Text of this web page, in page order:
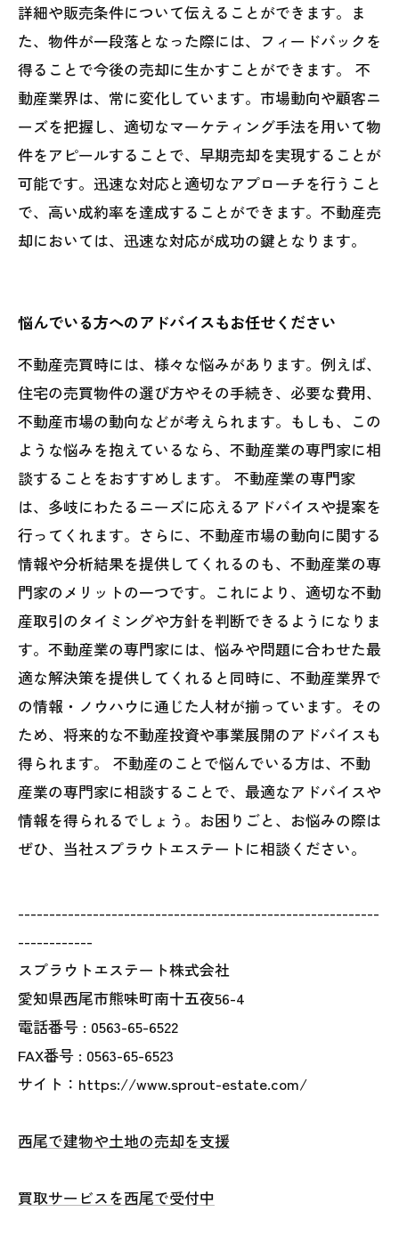
詳細や販売条件について伝えることができます。ま
た、物件が一段落となった際には、フィードバックを
得ることで今後の売却に生かすことができます。 不
動産業界は、常に変化しています。市場動向や顧客ニ
ーズを把握し、適切なマーケティング手法を用いて物
件をアピールすることで、早期売却を実現することが
可能です。迅速な対応と適切なアプローチを行うこと
で、高い成約率を達成することができます。不動産売
却においては、迅速な対応が成功の鍵となります。
悩んでいる方へのアドバイスもお任せください
不動産売買時には、様々な悩みがあります。例えば、
住宅の売買物件の選び方やその手続き、必要な費用、
不動産市場の動向などが考えられます。もしも、この
ような悩みを抱えているなら、不動産業の専門家に相
談することをおすすめします。 不動産業の専門家
は、多岐にわたるニーズに応えるアドバイスや提案を
行ってくれます。さらに、不動産市場の動向に関する
情報や分析結果を提供してくれるのも、不動産業の専
門家のメリットの一つです。これにより、適切な不動
産取引のタイミングや方針を判断できるようになりま
す。不動産業の専門家には、悩みや問題に合わせた最
適な解決策を提供してくれると同時に、不動産業界で
の情報・ノウハウに通じた人材が揃っています。その
ため、将来的な不動産投資や事業展開のアドバイスも
得られます。 不動産のことで悩んでいる方は、不動
産業の専門家に相談することで、最適なアドバイスや
情報を得られるでしょう。お困りごと、お悩みの際は
ぜひ、当社スプラウトエステートに相談ください。
----------------------------------------------------------
------------
スプラウトエステート株式会社
愛知県西尾市熊味町南十五夜56-4
電話番号 : 0563-65-6522
FAX番号 : 0563-65-6523
サイト：https://www.sprout-estate.com/
西尾で建物や土地の売却を支援
買取サービスを西尾で受付中